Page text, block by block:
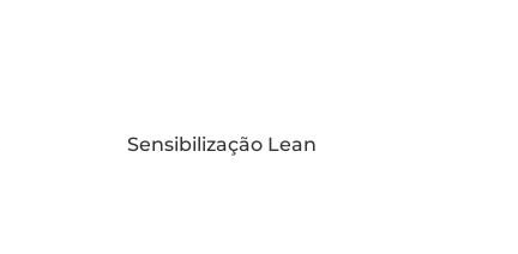
Sensibilização Lean